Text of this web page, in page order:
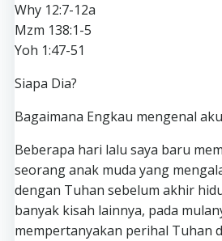
Why 12:7-12a
Mzm 138:1-5
Yoh 1:47-51
Siapa Dia?
Bagaimana Engkau mengenal
Beberapa hari lalu saya baru
seorang anak muda yang
dengan Tuhan sebelum akhir
banyak kisah lainnya, pada
mempertanyakan perihal Tuhan